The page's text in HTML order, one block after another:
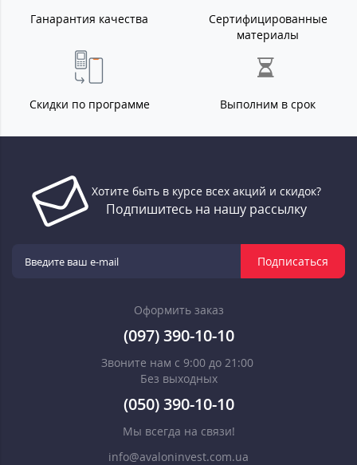
Ганарантия качества
Сертифицированные
материалы
Скидки по программе Выполним в срок
Хотите быть в курсе всех акций и скидок?
Подпишитесь на нашу рассылку
Подписаться
Оформить заказ
(097) 390-10-10
Звоните нам с 9:00 до 21:00
Без выходных
(050) 390-10-10
Мы всегда на связи!
info@avaloninvest.com.ua